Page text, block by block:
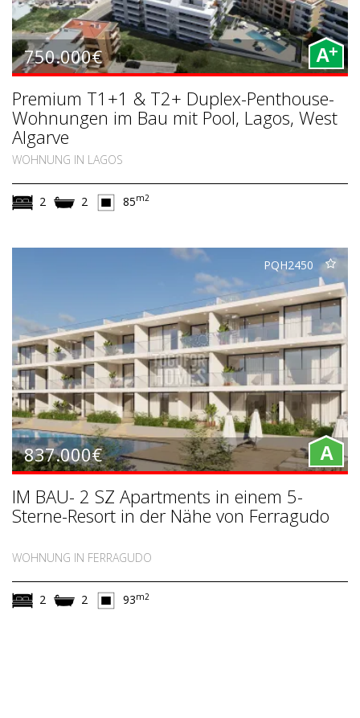
750.000€ A+
Premium T1+1 & T2+ Duplex-Penthouse-
Wohnungen im Bau mit Pool, Lagos, West
Algarve
WOHNUNG IN LAGOS
2 2 85m2
PQH2450
837.000€ A
IM BAU- 2 SZ Apartments in einem 5-
Sterne-Resort in der Nähe von Ferragudo
WOHNUNG IN FERRAGUDO
2 2 93m2